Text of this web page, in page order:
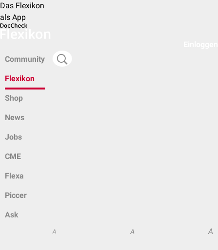
Das Flexikon
als App
Community
Flexikon
Shop
News
Jobs
CME
Flexa
Piccer
Ask
A A A